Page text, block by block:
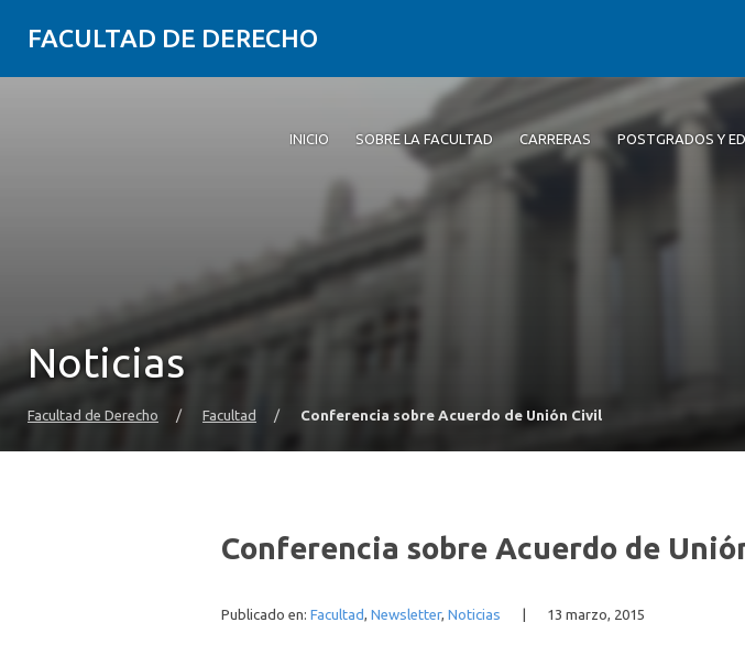
FACULTAD DE DERECHO
INICIO SOBRE LA FACULTAD CARRERAS POSTGRADOS Y
Noticias
Facultad de Derecho / Facultad / Conferencia sobre Acuerdo de Unión Civil
Conferencia sobre Acuerdo de
Publicado en: Facultad, Newsletter, Noticias 13 marzo, 2015